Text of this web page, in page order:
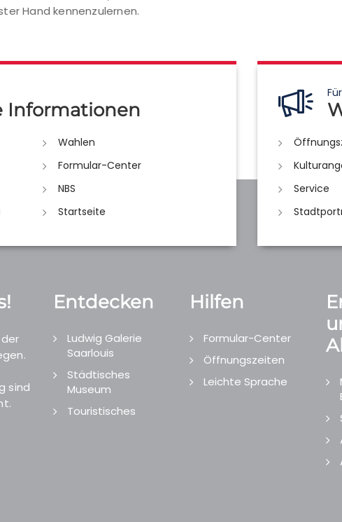
Hand kennenzulernen.
Informationen
Wahlen
Formular-Center
NBS
Startseite
Service
sind
Entdecken
Ludwig Galerie
Saarlouis
Städtisches
Museum
Touristisches
Hilfen
Formular-Center
Öffnungszeiten
Leichte Sprache